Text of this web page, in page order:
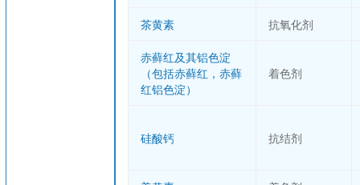
茶黄素 抗氧化剂
赤藓红及其铝色淀
（包括赤藓红，赤藓
红铝色淀）
着色剂
硅酸钙 抗结剂